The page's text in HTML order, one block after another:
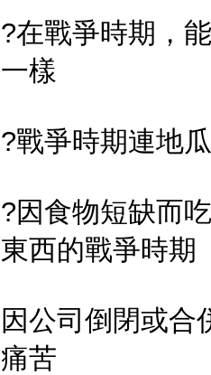
?在戰爭時期，
一樣
?戰爭時期連地
?因食物短缺而
東西的戰爭時期
因公司倒閉或合
痛苦